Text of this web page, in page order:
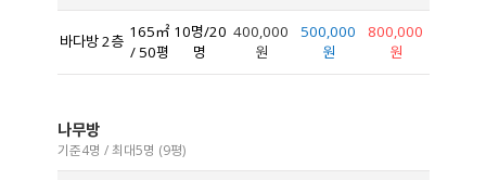
바다방 2층 165㎡
/ 50평
10명/20
명
400,000
원
500,000
원
800,000
원
나무방
기준4명 / 최대5명 (9평)